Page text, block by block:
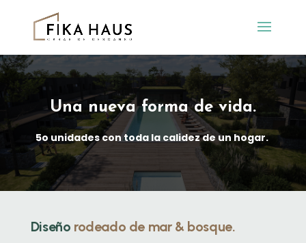
Una nueva forma de vida.
5o unidades con toda la calidez de un hogar.
Diseño rodeado de mar & bosque.